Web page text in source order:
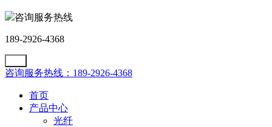
咨询服务热线
189-2926-4368
咨询服务热线：189-2926-4368
首页
产品中心
光纤